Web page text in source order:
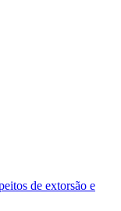
de extorsão e